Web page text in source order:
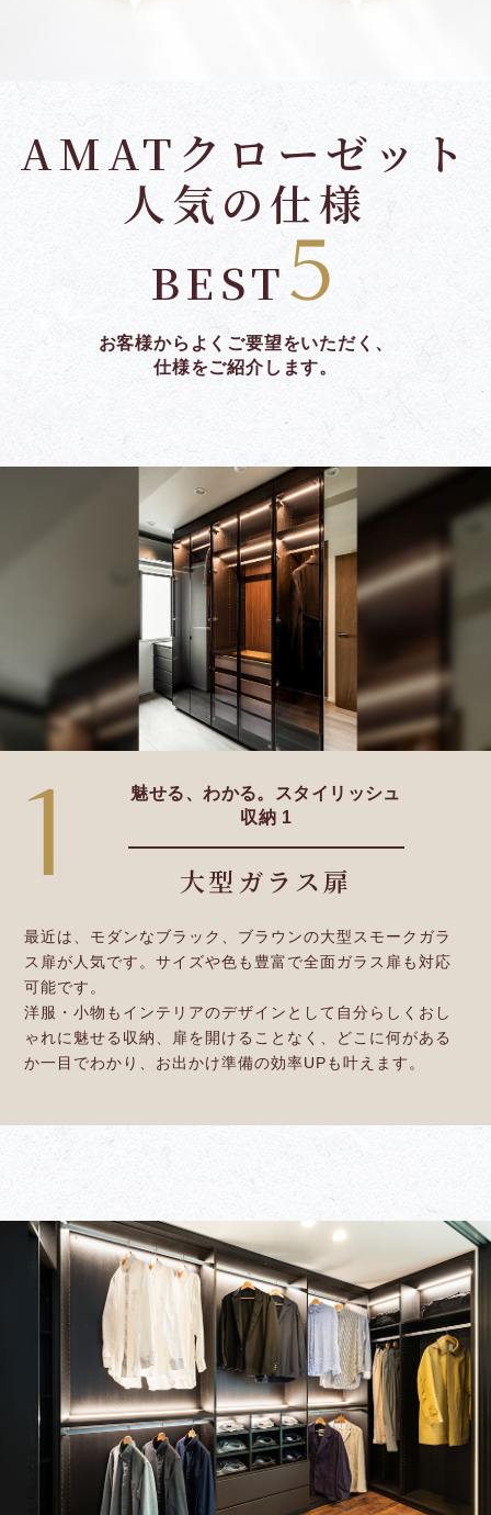
AMATクローゼット
人気の仕様
BEST5
お客様からよくご要望をいただく、
仕様をご紹介します。
1
魅せる、わかる。スタイリッシュ
収納 1
大型ガラス扉
最近は、モダンなブラック、ブラウンの大型スモークガラ
ス扉が人気です。サイズや色も豊富で全面ガラス扉も対応
可能です。
洋服・小物もインテリアのデザインとして自分らしくおし
ゃれに魅せる収納、扉を開けることなく、どこに何がある
か一目でわかり、お出かけ準備の効率UPも叶えます。